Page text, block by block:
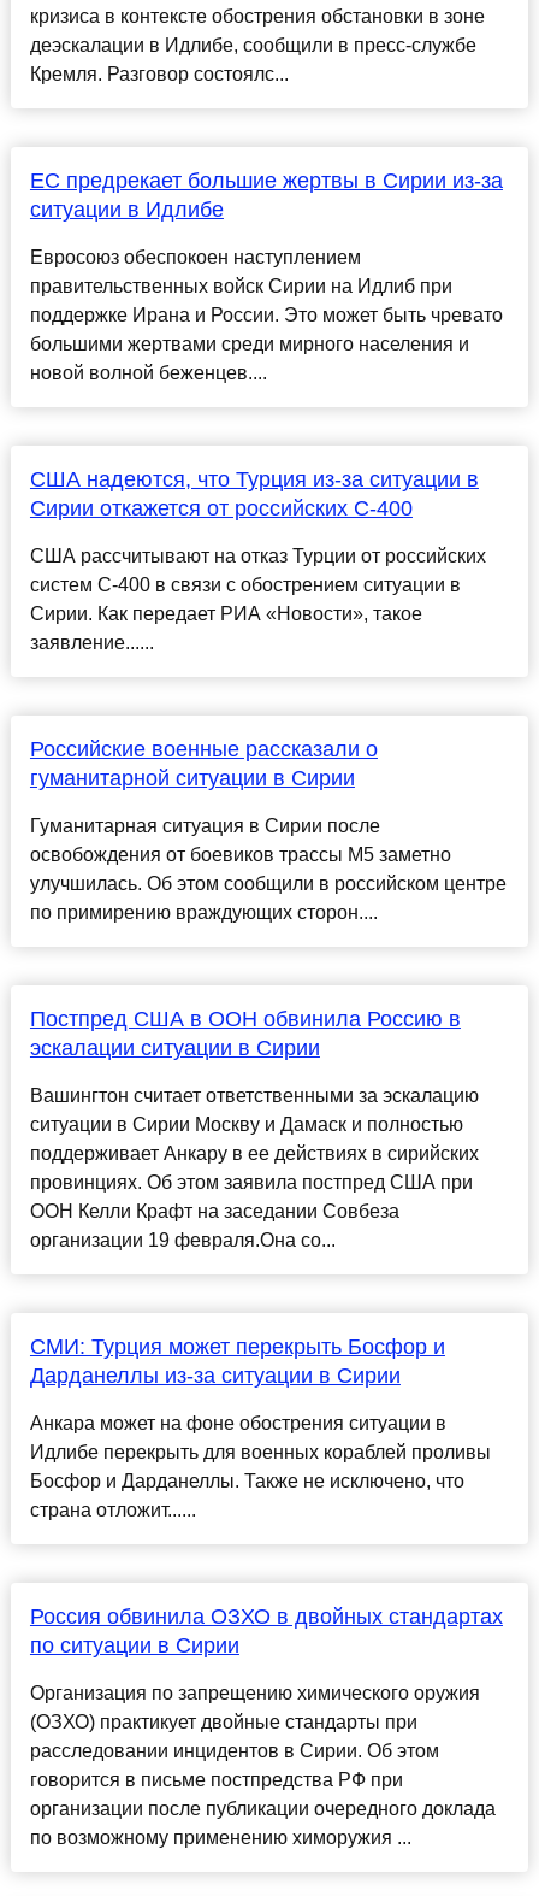
кризиса в контексте обострения обстановки в зоне
деэскалации в Идлибе, сообщили в пресс-службе
Кремля. Разговор состоялс...
ЕС предрекает большие жертвы в Сирии из-за
ситуации в Идлибе
Евросоюз обеспокоен наступлением
правительственных войск Сирии на Идлиб при
поддержке Ирана и России. Это может быть чревато
большими жертвами среди мирного населения и
новой волной беженцев....
США надеются, что Турция из-за ситуации в
Сирии откажется от российских С-400
США рассчитывают на отказ Турции от российских
систем С-400 в связи с обострением ситуации в
Сирии. Как передает РИА «Новости», такое
заявление......
Российские военные рассказали о
гуманитарной ситуации в Сирии
Гуманитарная ситуация в Сирии после
освобождения от боевиков трассы М5 заметно
улучшилась. Об этом сообщили в российском центре
по примирению враждующих сторон....
Постпред США в ООН обвинила Россию в
эскалации ситуации в Сирии
Вашингтон считает ответственными за эскалацию
ситуации в Сирии Москву и Дамаск и полностью
поддерживает Анкару в ее действиях в сирийских
провинциях. Об этом заявила постпред США при
ООН Келли Крафт на заседании Совбеза
организации 19 февраля.Она со...
СМИ: Турция может перекрыть Босфор и
Дарданеллы из-за ситуации в Сирии
Анкара может на фоне обострения ситуации в
Идлибе перекрыть для военных кораблей проливы
Босфор и Дарданеллы. Также не исключено, что
страна отложит......
Россия обвинила ОЗХО в двойных стандартах
по ситуации в Сирии
Организация по запрещению химического оружия
(ОЗХО) практикует двойные стандарты при
расследовании инцидентов в Сирии. Об этом
говорится в письме постпредства РФ при
организации после публикации очередного доклада
по возможному применению химоружия ...